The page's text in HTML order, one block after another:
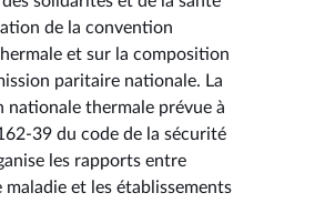
de la convention
et sur la composition
paritaire nationale. La
nationale thermale prévue à
39 du code de la sécurité
les rapports entre
maladie et les établissements